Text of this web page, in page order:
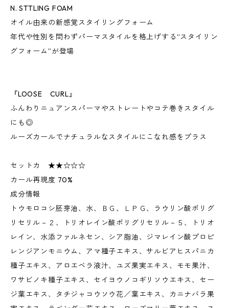
N. STTLING FOAM
オイル由来の新感覚スタイリングフォーム
年代や性別を問わずパーマスタイルを格上げする“スタイリン
グフォーム”が登場
『LOOSE CURL』
ふんわりニュアンスパーマやストレートやコテ巻きスタイル
にも◎
ルーズカールでナチュラルなスタイルにこなれ感をプラス
セットカ ★★☆☆☆
カール再現度 70%
成分情報
トウモロコシ胚芽油、水、ＢＧ、ＬＰＧ、ラウリン酸ポリグ
リセリル－２、トリオレイン酸ポリグリセリル－５、トリオ
レイン、水添ファルネセン、シア脂油、ジマレイン酸プロピ
レンジアンモニウム、アマ種子エキス、サルビアヒスパニカ
種子エキス、アロエベラ液汁、ユズ果実エキス、モモ果汁、
ワサビノキ種子エキス、セイヨウノコギリソウエキス、セー
ジ葉エキス、タチジャコウソウ花／葉エキス、カニナバラ果